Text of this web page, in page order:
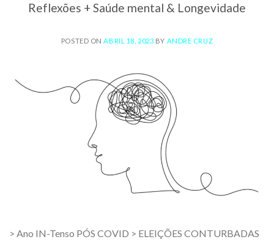
Reflexões + Saúde mental & Longevidade
POSTED ONABRIL 18, 2023 BY ANDRE CRUZ
> Ano IN-Tenso PÓS COVID > ELEIÇÕES CONTURBADAS